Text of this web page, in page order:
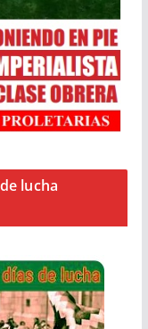
lucha